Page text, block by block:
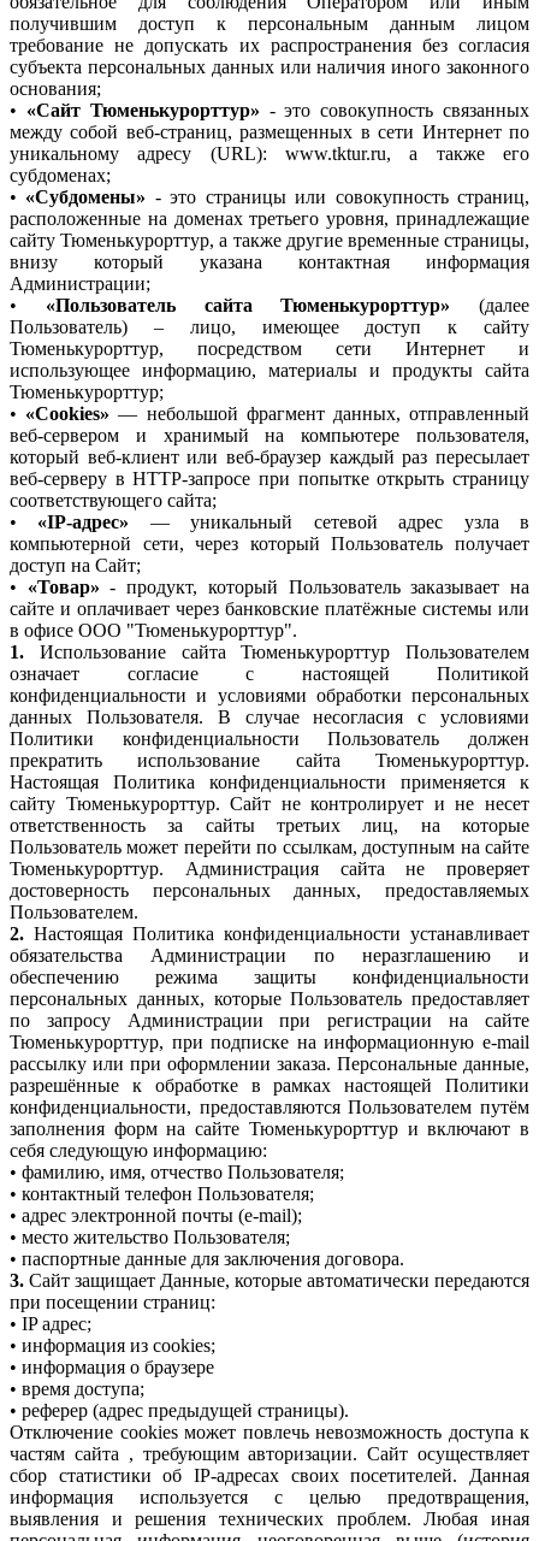
получившим доступ к персональным данным лицом
требование не допускать их распространения без согласия
субъекта персональных данных или наличия иного законного
основания;
• «Сайт Тюменькурорттур» - это совокупность связанных
между собой веб-страниц, размещенных в сети Интернет по
уникальному адресу (URL): www.tktur.ru, а также его
субдоменах;
• «Субдомены» - это страницы или совокупность страниц,
расположенные на доменах третьего уровня, принадлежащие
сайту Тюменькурорттур, а также другие временные страницы,
внизу который указана контактная информация
Администрации;
• «Пользователь сайта Тюменькурорттур» (далее
Пользователь) – лицо, имеющее доступ к сайту
Тюменькурорттур, посредством сети Интернет и
использующее информацию, материалы и продукты сайта
Тюменькурорттур;
• «Cookies» — небольшой фрагмент данных, отправленный
веб-сервером и хранимый на компьютере пользователя,
который веб-клиент или веб-браузер каждый раз пересылает
веб-серверу в HTTP-запросе при попытке открыть страницу
соответствующего сайта;
• «IP-адрес» — уникальный сетевой адрес узла в
компьютерной сети, через который Пользователь получает
доступ на Сайт;
• «Товар» - продукт, который Пользователь заказывает на
сайте и оплачивает через банковские платёжные системы или
в офисе ООО "Тюменькурорттур".
1. Использование сайта Тюменькурорттур Пользователем
означает согласие с настоящей Политикой
конфиденциальности и условиями обработки персональных
данных Пользователя. В случае несогласия с условиями
Политики конфиденциальности Пользователь должен
прекратить использование сайта Тюменькурорттур.
Настоящая Политика конфиденциальности применяется к
сайту Тюменькурорттур. Сайт не контролирует и не несет
ответственность за сайты третьих лиц, на которые
Пользователь может перейти по ссылкам, доступным на сайте
Тюменькурорттур. Администрация сайта не проверяет
достоверность персональных данных, предоставляемых
Пользователем.
2. Настоящая Политика конфиденциальности устанавливает
обязательства Администрации по неразглашению и
обеспечению режима защиты конфиденциальности
персональных данных, которые Пользователь предоставляет
по запросу Администрации при регистрации на сайте
Тюменькурорттур, при подписке на информационную e-mail
рассылку или при оформлении заказа. Персональные данные,
разрешённые к обработке в рамках настоящей Политики
конфиденциальности, предоставляются Пользователем путём
заполнения форм на сайте Тюменькурорттур и включают в
себя следующую информацию:
• фамилию, имя, отчество Пользователя;
• контактный телефон Пользователя;
• адрес электронной почты (e-mail);
• место жительство Пользователя;
• паспортные данные для заключения договора.
3. Сайт защищает Данные, которые автоматически передаются
при посещении страниц:
• IP адрес;
• информация из cookies;
• информация о браузере
• время доступа;
• реферер (адрес предыдущей страницы).
Отключение cookies может повлечь невозможность доступа к
частям сайта , требующим авторизации. Сайт осуществляет
сбор статистики об IP-адресах своих посетителей. Данная
информация используется с целью предотвращения,
выявления и решения технических проблем. Любая иная